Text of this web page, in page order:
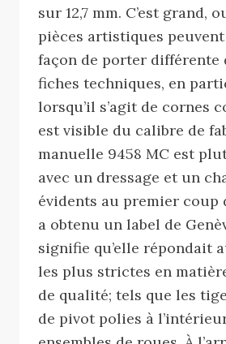
sur 12,7 mm. C’est grand,
pièces artistiques
façon de porter différente
fiches techniques, en
lorsqu’il s’agit de cornes
est visible du calibre de
manuelle 9458 MC est
avec un dressage et un
évidents au premier coup
a obtenu un label de
signifie qu’elle répondait
les plus strictes en
de qualité; tels que les
de pivot polies à